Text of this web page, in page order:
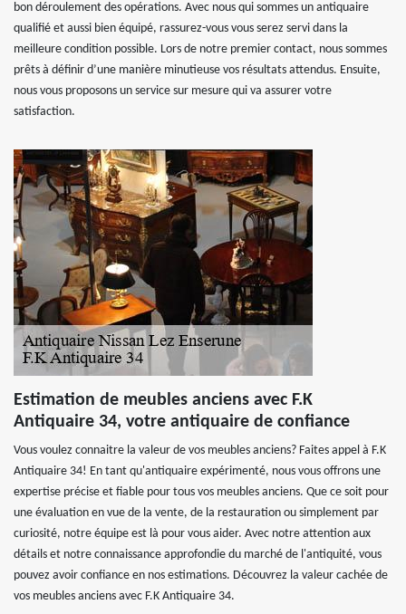
bon déroulement des opérations. Avec nous qui sommes un antiquaire
qualifié et aussi bien équipé, rassurez-vous vous serez servi dans la
meilleure condition possible. Lors de notre premier contact, nous sommes
prêts à définir d’une manière minutieuse vos résultats attendus. Ensuite,
nous vous proposons un service sur mesure qui va assurer votre
satisfaction.
Estimation de meubles anciens avec F.K
Antiquaire 34, votre antiquaire de confiance
Vous voulez connaitre la valeur de vos meubles anciens? Faites appel à F.K
Antiquaire 34! En tant qu'antiquaire expérimenté, nous vous offrons une
expertise précise et fiable pour tous vos meubles anciens. Que ce soit pour
une évaluation en vue de la vente, de la restauration ou simplement par
curiosité, notre équipe est là pour vous aider. Avec notre attention aux
détails et notre connaissance approfondie du marché de l'antiquité, vous
pouvez avoir confiance en nos estimations. Découvrez la valeur cachée de
vos meubles anciens avec F.K Antiquaire 34.